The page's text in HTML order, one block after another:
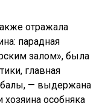
отражала
парадная
залом», была
главная
балы, — выдержана
хозяина особняка